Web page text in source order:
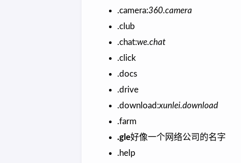
.camera:360.camera
.club
.chat:we.chat
.click
.docs
.drive
.download:xunlei.download
.farm
.gle好像一个网络公司的名字
.help